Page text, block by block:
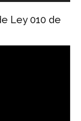
Ley 010 de